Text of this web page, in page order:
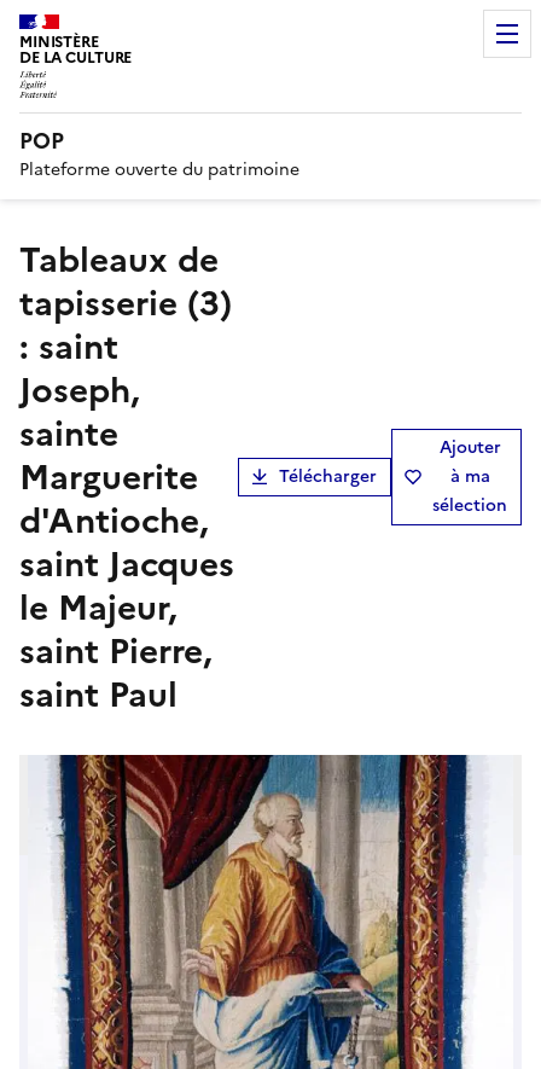
MINISTÈRE
DE LA CULTURE
POP
Plateforme ouverte du patrimoine
tableaux de
tapisserie (3)
: saint
Joseph,
sainte
Marguerite
d'Antioche,
saint Jacques
le Majeur,
saint Pierre,
saint Paul
Télécharger
Ajouter
à ma
sélection